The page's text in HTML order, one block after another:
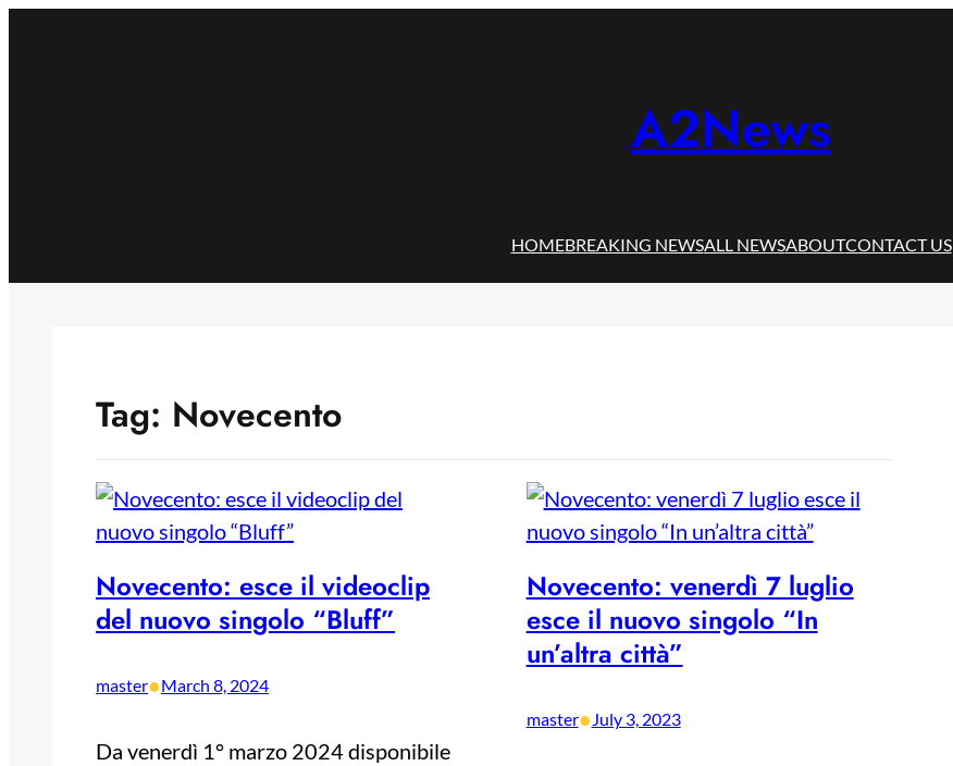
A2News
HOMEBREAKING NEWSALL NEWSABOUTCONTACT US
Tag: Novecento
Novecento: esce il videoclip
del nuovo singolo “Bluff”
master•March 8, 2024
Da venerdì 1° marzo 2024 disponibile
Novecento: venerdì 7 luglio
esce il nuovo singolo “In
un’altra città”
master•July 3, 2023